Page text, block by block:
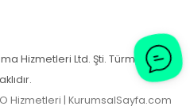
Hizmetleri Ltd. Şti. Türm Hakları
Hizmetleri | KurumsalSayfa.com